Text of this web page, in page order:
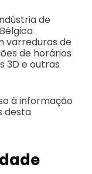
de
varreduras de
de horários
3D e outras
à informação
desta